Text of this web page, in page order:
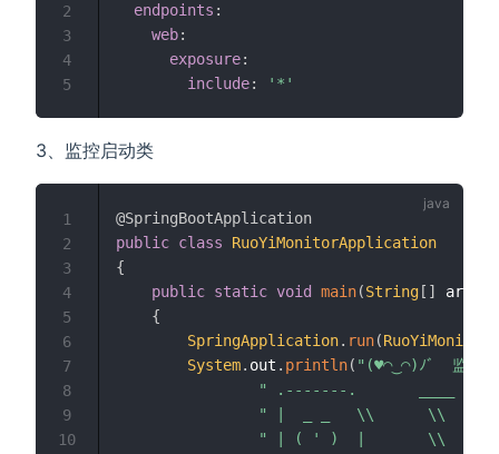
endpoints :
web:
exposure:
include: '*'
2
3
4
5
3、监控启动类
@SpringBootApplication
public class
RuoYiMonitorApplication
{
public static void main(String [ ] args
{
SpringApplication. run(
System. out . println(
" .-------.       ____
" |  _ _   \\      \\   \\
" | ( ' )  |       \\  _.
1
2
3
4
5
6
7
8
9
10